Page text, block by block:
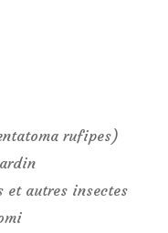
rufipes)
et autres insectes